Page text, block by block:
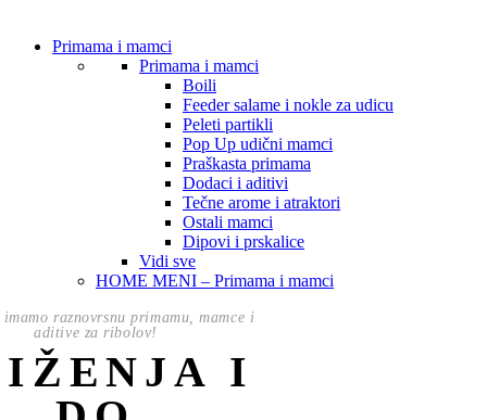
Primama i mamci
Primama i mamci
Boili
Feeder salame i nokle za udicu
Peleti partikli
Pop Up udični mamci
Praškasta primama
Dodaci i aditivi
Tečne arome i atraktori
Ostali mamci
Dipovi i prskalice
Vidi sve
HOME MENI – Primama i mamci
raznovrsnu primamu, mamce i
aditive za ribolov!
I